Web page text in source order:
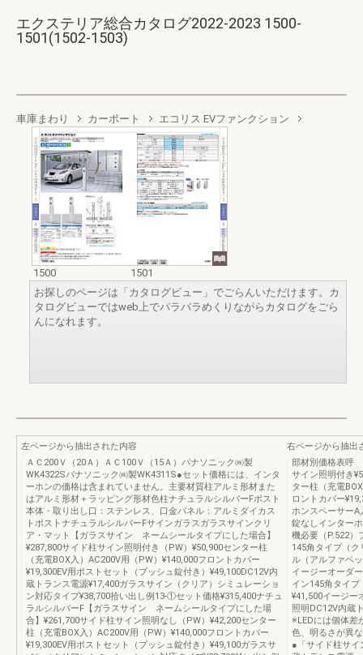
エクステリア総合カタログ2022-2023 1500-
1501(1502-1503)
車庫まわり カーポート エコリス EVファンクション
1500
1501
お探しのページは「カタログビュー」でごらんいただけます。カ
タログビューではweb上でパラパラめくりながらカタログをごら
んになれます。
左ページから抽出された内容
ＡＣ200Ｖ（20Ａ）ＡＣ100Ｖ（15Ａ）パナソニック㈱製
WK4322Sパナソニック㈱製WK4311S●セット価格には、インタ
ーホンの価格は含まれていません。主要材質柱アルミ形材また
はアルミ形材＋ラッピング形材色柱ナチュラルシルバーFポスト
本体・取り出し口：ステンレス、口金パネル：アルミダイカス
トポストナチュラルシルバーFサインガラスガラスサインクリ
ア・マット【ガラスサイン ネームシールタイプにした場合】
¥287,800サイド柱サイン照明付き（PW）¥50,900センター柱
（充電BOX入）AC200V用（PW）¥140,000フロントカバー
¥19,300EV用ポストセット（プッシュ錠付き）¥49,100DC12V内
蔵トランス電源¥17,400ガラスサイン（クリア）シミュレーショ
ン対応タイプ¥38,700拾い出し例13-①セット価格¥315,400ナチュ
ラルシルバーF【ガラスサイン ネームシールタイプにした場
合】¥261,700サイド柱サイン照明なし（PW）¥42,200センター
柱（充電BOX入）AC200V用（PW）¥140,000フロントカバー
¥19,300EV用ポストセット（プッシュ錠付き）¥49,100ガラスサ
右ページから抽出
部材別価格表呼
サイン照明付き
ター柱（充電
ロントカバー
ホンスペーサーA
錠なしインター
機必要（P.522）
145角タイプ（
ル（アルファベ
イージーオーダ
イン145角タイ
¥41,500イージー
照明DC12V内蔵
※LEDには個体差
色、明るさが異
●「サイド柱サイ